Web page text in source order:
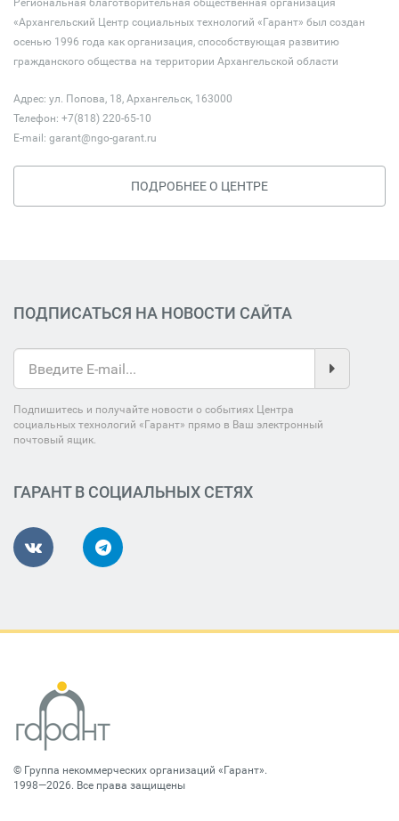
Региональная благотворительная общественная организация
«Архангельский Центр социальных технологий «Гарант» был создан
осенью 1996 года как организация, способствующая развитию
гражданского общества на территории Архангельской области
Адрес: ул. Попова, 18, Архангельск, 163000
Телефон: +7(818) 220-65-10
E-mail: garant@ngo-garant.ru
ПОДРОБНЕЕ О ЦЕНТРЕ
ПОДПИСАТЬСЯ НА НОВОСТИ САЙТА
Подпишитесь и получайте новости о событиях Центра
социальных технологий «Гарант» прямо в Ваш электронный
почтовый ящик.
ГАРАНТ В СОЦИАЛЬНЫХ СЕТЯХ
© Группа некоммерческих организаций «Гарант».
1998—2026. Все права защищены